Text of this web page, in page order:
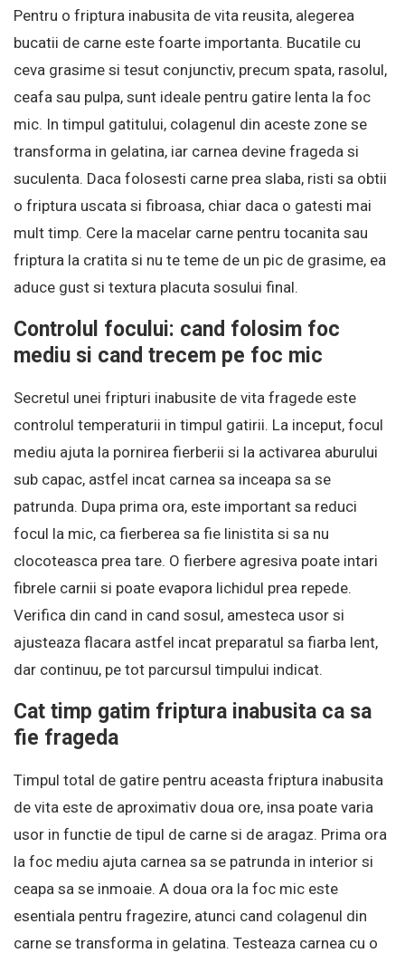
Pentru o friptura inabusita de vita reusita, alegerea
bucatii de carne este foarte importanta. Bucatile cu
ceva grasime si tesut conjunctiv, precum spata, rasolul,
ceafa sau pulpa, sunt ideale pentru gatire lenta la foc
mic. In timpul gatitului, colagenul din aceste zone se
transforma in gelatina, iar carnea devine frageda si
suculenta. Daca folosesti carne prea slaba, risti sa obtii
o friptura uscata si fibroasa, chiar daca o gatesti mai
mult timp. Cere la macelar carne pentru tocanita sau
friptura la cratita si nu te teme de un pic de grasime, ea
aduce gust si textura placuta sosului final.
Controlul focului: cand folosim foc
mediu si cand trecem pe foc mic
Secretul unei fripturi inabusite de vita fragede este
controlul temperaturii in timpul gatirii. La inceput, focul
mediu ajuta la pornirea fierberii si la activarea aburului
sub capac, astfel incat carnea sa inceapa sa se
patrunda. Dupa prima ora, este important sa reduci
focul la mic, ca fierberea sa fie linistita si sa nu
clocoteasca prea tare. O fierbere agresiva poate intari
fibrele carnii si poate evapora lichidul prea repede.
Verifica din cand in cand sosul, amesteca usor si
ajusteaza flacara astfel incat preparatul sa fiarba lent,
dar continuu, pe tot parcursul timpului indicat.
Cat timp gatim friptura inabusita ca sa
fie frageda
Timpul total de gatire pentru aceasta friptura inabusita
de vita este de aproximativ doua ore, insa poate varia
usor in functie de tipul de carne si de aragaz. Prima ora
la foc mediu ajuta carnea sa se patrunda in interior si
ceapa sa se inmoaie. A doua ora la foc mic este
esentiala pentru fragezire, atunci cand colagenul din
carne se transforma in gelatina. Testeaza carnea cu o